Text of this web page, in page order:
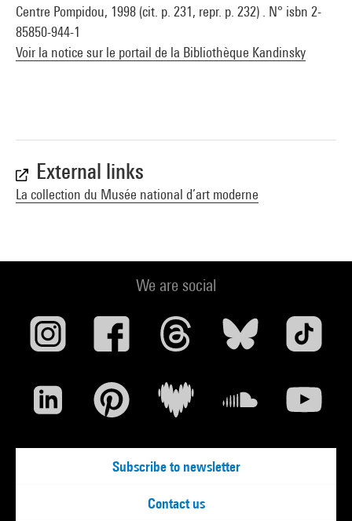
Centre Pompidou, 1998 (cit. p. 231, repr. p. 232) . N° isbn 2-
85850-944-1
Voir la notice sur le portail de la Bibliothèque Kandinsky
External links
La collection du Musée national d’art moderne
We are social
Subscribe to newsletter
Contact us